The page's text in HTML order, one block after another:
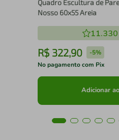
Quadro Escultura de
Nosso 60x55 Areia
11.330
R$ 322,90 -5%
No pagamento com Pix
Adicionar